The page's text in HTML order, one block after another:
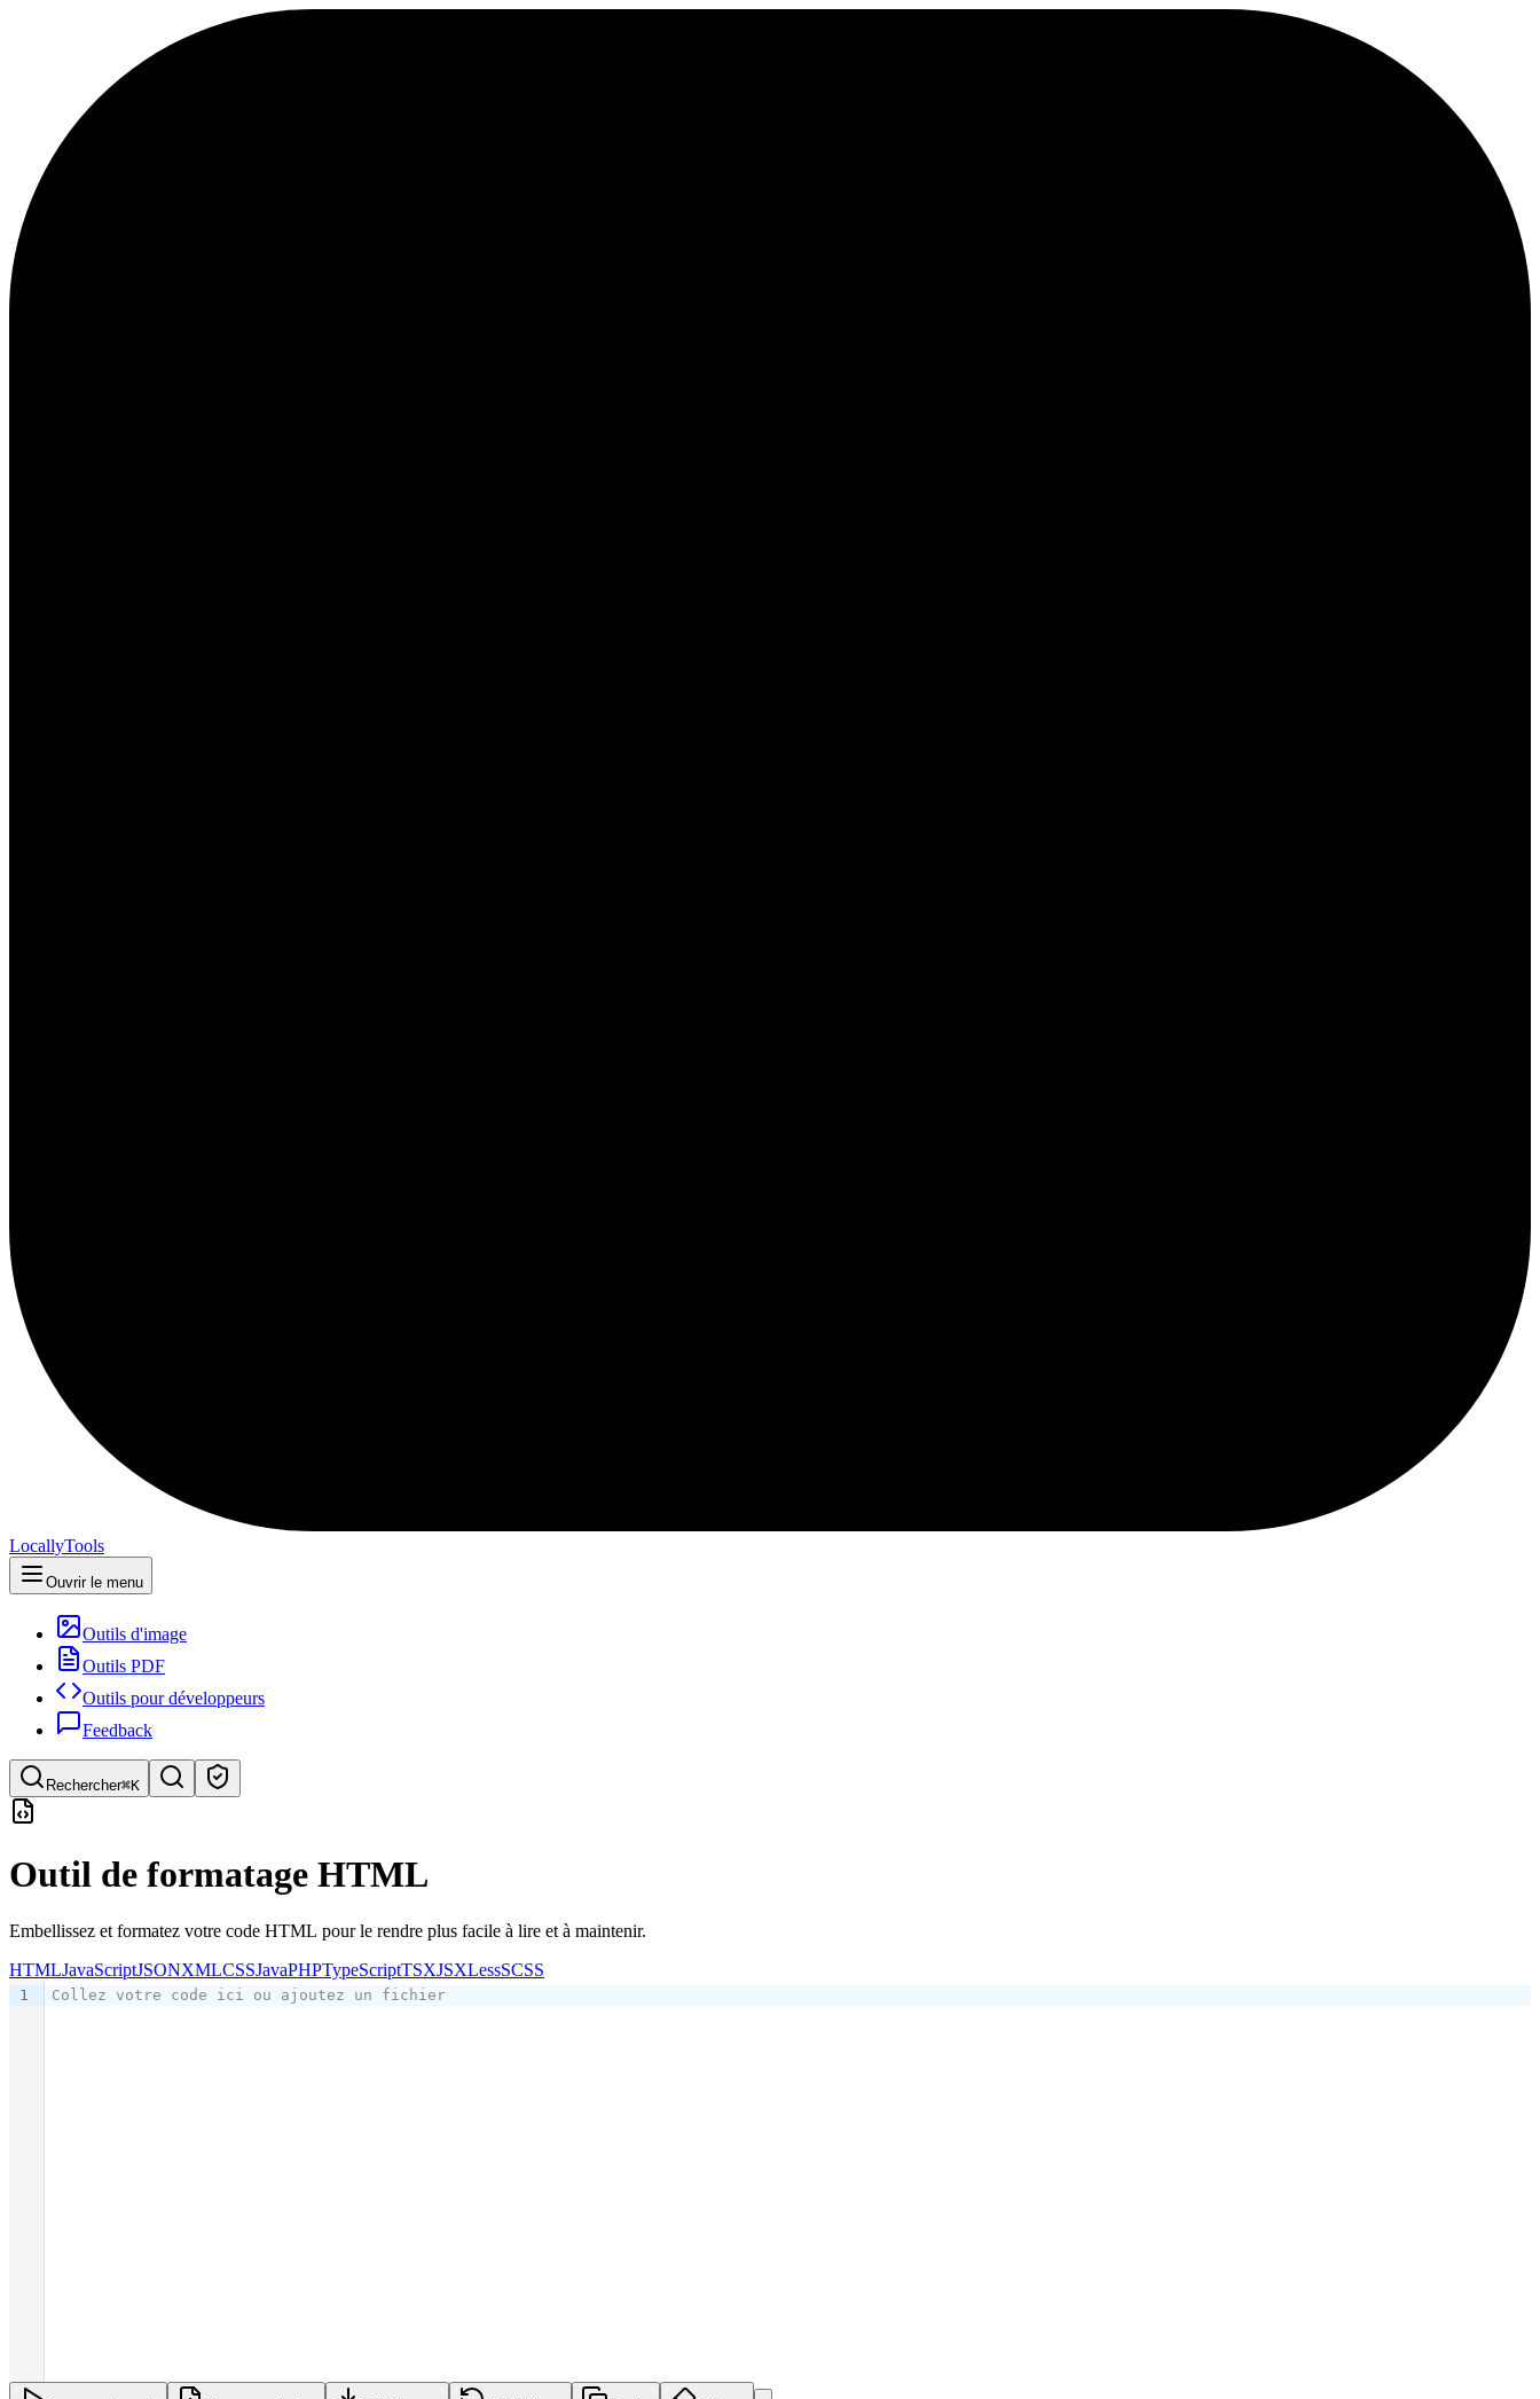
LocallyTools
Ouvrir le menu
Outils d'image
Outils PDF
Outils pour développeurs
Feedback
Rechercher⌘K
Rechercher des outils
Recherche rapide d'outils
Outil de formatage HTML
Embellissez et formatez votre code HTML pour le rendre plus facile à lire et à maintenir.
HTMLJavaScriptJSONXMLCSSJavaPHPTypeScriptTSXJSXLessSCSS
1 Collez votre code ici ou ajoutez un fichier